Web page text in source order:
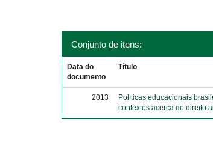
Conjunto de itens:
Data do
documento
Título
2013
Políticas educacionais
contextos acerca do direito